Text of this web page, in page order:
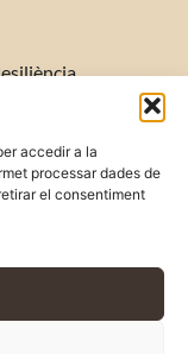
accedir a la
processar dades de
el consentiment